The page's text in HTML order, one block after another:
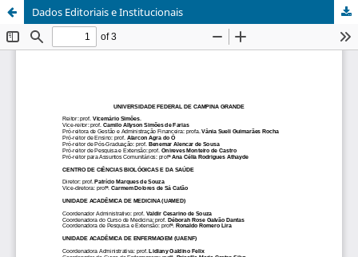
Dados Editoriais e Institucionais